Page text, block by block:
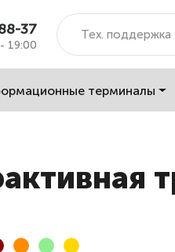
37
19:00
Тех. поддержка
терминалы